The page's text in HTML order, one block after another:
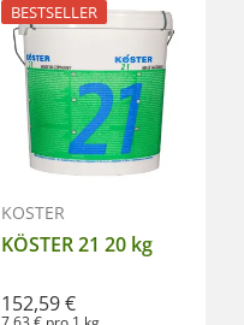
BESTSELLER
KÖSTER
KÖSTER 21 20 kg
152,59 €